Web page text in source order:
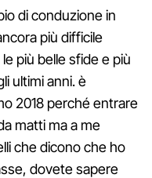
di conduzione in
più difficile
più belle sfide e più
ultimi anni. è
2018 perché entrare
matti ma a me
che dicono che ho
dovete sapere